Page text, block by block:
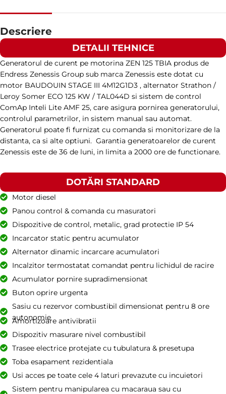
TURAȚIE
TENSIUNE STANDARD 400 / 230 V
PUTERE (KVA) 72 / 64,8
PUTERE (KW) 57,6 / 52
BRAND
Descriere
DETALII TEHNICE
Generatorul de curent pe motorina ZEN 125 TBIA produs de
Endress Zenessis Group sub marca Zenessis este dotat cu
motor BAUDOUIN STAGE III 4M12G1D3 , alternator Strathon /
Leroy Somer ECO 125 KW / TAL044D si sistem de control
ComAp Inteli Lite AMF 25, care asigura pornirea generatorului,
controlul parametrilor, in sistem manual sau automat.
Generatorul poate fi furnizat cu comanda si monitorizare de la
distanta, ca si alte optiuni. Garantia generatoarelor de curent
Zenessis este de 36 de luni, in limita a 2000 ore de functionare.
DOTĂRI STANDARD
Motor diesel
Panou control & comanda cu masuratori
Dispozitive de control, metalic, grad protectie IP 54
Incarcator static pentru acumulator
Alternator dinamic incarcare acumulatori
Incalzitor termostatat comandat pentru lichidul de racire
Acumulator pornire supradimensionat
Buton oprire urgenta
Sasiu cu rezervor combustibil dimensionat pentru 8 ore
autonomie
Amortizoare antivibratii
Dispozitiv masurare nivel combustibil
Trasee electrice protejate cu tubulatura & presetupa
Toba esapament rezidentiala
Usi acces pe toate cele 4 laturi prevazute cu incuietori
Sistem pentru manipularea cu macaraua sau cu